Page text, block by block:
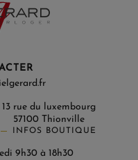
13 rue du luxembourg
57100 Thionville
INFOS BOUTIQUE
9h30 à 18h30